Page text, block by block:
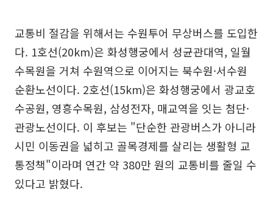
교통비 절감을 위해서는 수원투어 무상버스를 도입한
다. 1호선(20km)은 화성행궁에서 성균관대역, 일월
수목원을 거쳐 수원역으로 이어지는 북수원·서수원
순환노선이다. 2호선(15km)은 화성행궁에서 광교호
수공원, 영흥수목원, 삼성전자, 매교역을 잇는 첨단·
관광노선이다. 이 후보는 "단순한 관광버스가 아니라
시민 이동권을 넓히고 골목경제를 살리는 생활형 교
통정책"이라며 연간 약 380만 원의 교통비를 줄일 수
있다고 밝혔다.